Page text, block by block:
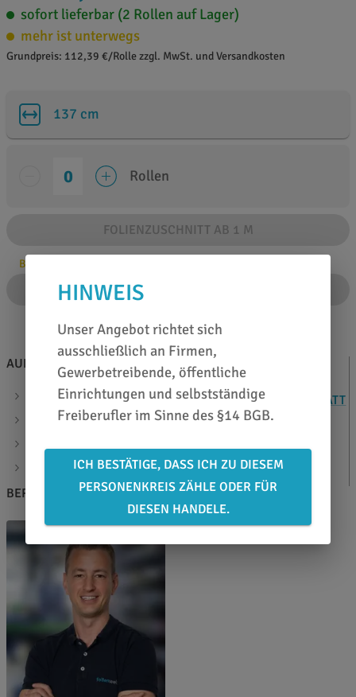
sofort lieferbar (2 Rollen auf Lager)
mehr ist unterwegs
Grundpreis: 112,39 €/Rolle zzgl. MwSt. und Versandkosten
137 cm
Rollen
FOLIENZUSCHNITT AB 1 M
Bitte Anzahl angeben
IN DEN WARENKORB
AUF EINEN BLICK
Laminat monomer transparent glänzend
Klebstoff: lösemittelb. permanent
Materialstärke: 70µ
DATENBLATT
BERATEN LASSEN
HINWEIS
Unser Angebot richtet sich
ausschließlich an Firmen,
Gewerbetreibende, öffentliche
Einrichtungen und selbstständige
Freiberufler im Sinne des §14 BGB.
ICH BESTÄTIGE, DASS ICH ZU DIESEM
PERSONENKREIS ZÄHLE ODER FÜR
DIESEN HANDELE.